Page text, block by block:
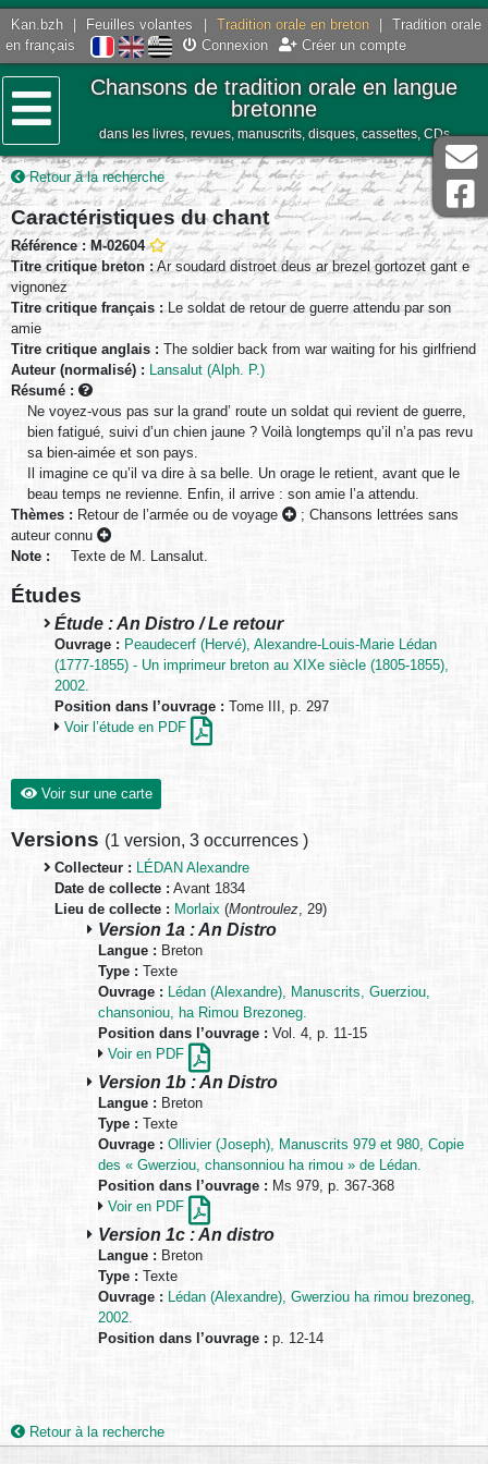
Kan.bzh Feuilles volantes Tradition orale en breton
Tradition orale
en français
Connexion Créer un compte
Menu
Chansons de tradition orale en langue
bretonne
dans les livres, revues, manuscrits, disques, cassettes, CDs
Retour à la recherche
Caractéristiques du chant
Référence : M-02604
Titre critique breton : Ar soudard distroet deus ar brezel gortozet gant e
vignonez
Titre critique français : Le soldat de retour de guerre attendu par son
amie
Titre critique anglais : The soldier back from war waiting for his girlfriend
Auteur (normalisé) :
Lansalut (Alph. P.)
Résumé :
Ne voyez-vous pas sur la grand’ route un soldat qui revient de guerre,
bien fatigué, suivi d’un chien jaune ? Voilà longtemps qu’il n’a pas revu
sa bien-aimée et son pays.
Il imagine ce qu’il va dire à sa belle. Un orage le retient, avant que le
beau temps ne revienne. Enfin, il arrive : son amie l’a attendu.
Thèmes : Retour de l’armée ou de voyage ; Chansons lettrées sans
auteur connu
Note :
Texte de M. Lansalut.
Études
Étude : An Distro / Le retour
Ouvrage : Peaudecerf (Hervé), Alexandre-Louis-Marie Lédan
(1777-1855) - Un imprimeur breton au XIXe siècle (1805-1855),
2002.
Position dans l’ouvrage : Tome III, p. 297
Voir l’étude en PDF
Voir sur une carte
Versions (1 version, 3 occurrences )
Collecteur : LÉDAN Alexandre
Date de collecte : Avant 1834
Lieu de collecte : Morlaix (Montroulez , 29)
Version 1a : An Distro
Langue : Breton
Type : Texte
Ouvrage : Lédan (Alexandre), Manuscrits, Guerziou,
chansoniou, ha Rimou Brezoneg.
Position dans l’ouvrage : Vol. 4, p. 11-15
Voir en PDF
Version 1b : An Distro
Langue : Breton
Type : Texte
Ouvrage : Ollivier (Joseph), Manuscrits 979 et 980, Copie
des « Gwerziou, chansonniou ha rimou » de Lédan.
Position dans l’ouvrage : Ms 979, p. 367-368
Voir en PDF
Version 1c : An distro
Langue : Breton
Type : Texte
Ouvrage : Lédan (Alexandre), Gwerziou ha rimou brezoneg,
2002.
Position dans l’ouvrage : p. 12-14
Retour à la recherche